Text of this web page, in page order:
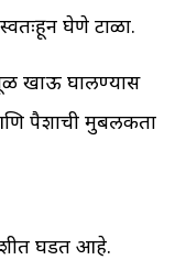
घेणे टाळा.
खाऊ घालण्यास
पैशाची मुबलकता
घडत आहे.